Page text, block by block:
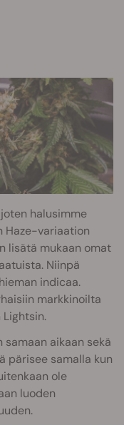
halusimme
Haze-variaation
lisätä mukaan omat
Niinpä
indicaa.
markkinoilta
aikaan sekä
pärisee samalla kun
ole
luoden